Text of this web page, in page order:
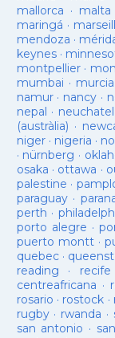
mallorca · malta
maringá ·
mendoza ·
keynes·
montpellier·
mumbai · murcia
namur· nancy ·
nepal · neuchatel
(austràlia) ·
niger· nigeria ·
· nürnberg ·
osaka · ottawa ·
palestine ·
paraguay·
perth ·
porto alegre ·
puerto montt·
quebec·
reading · recife
centreafricana ·
rosario · rostock ·
rugby· rwanda ·
san antonio ·